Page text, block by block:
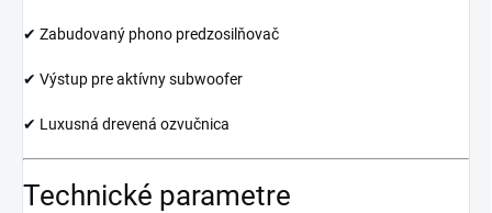
✔ Zabudovaný phono predzosilňovač
✔ Výstup pre aktívny subwoofer
✔ Luxusná drevená ozvučnica
Technické parametre